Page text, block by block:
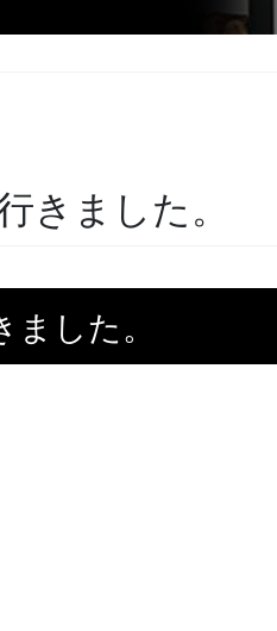
きました。
した。